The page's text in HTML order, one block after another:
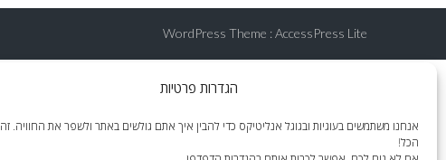
הגדרות פרטיות
אנחנו משתמשים בעוגיות ובגוגל אנליטיקס כדי להבין איך אתם גולשים באתר ולשפר את החוויה. זה
הכל!
WordPress Theme :AccessPress Lite